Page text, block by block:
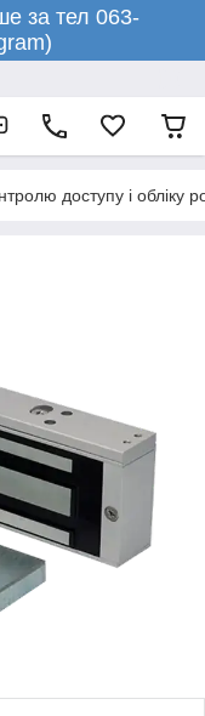
за тел 063-
доступу і обліку